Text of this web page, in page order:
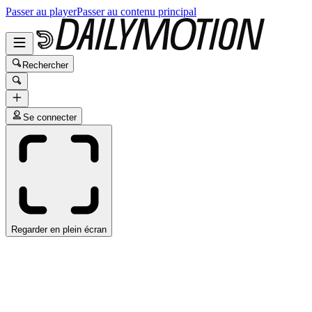
Passer au playerPasser au contenu principal
Rechercher
Se connecter
Regarder en plein écran